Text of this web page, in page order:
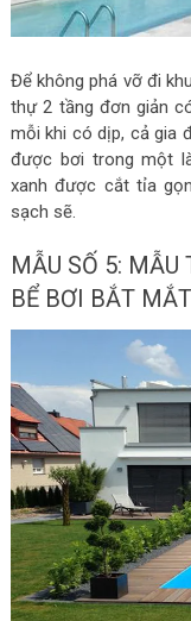
Để không phá vỡ đi
thự 2 tầng đơn giản
mỗi khi có dịp, cả gia
được bơi trong một
xanh được cắt tỉa
sạch sẽ.
MẪU SỐ 5: MẪU
BỂ BƠI BẮT MẮT